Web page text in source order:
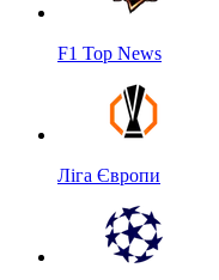
F1 Top News
Ліга Європи